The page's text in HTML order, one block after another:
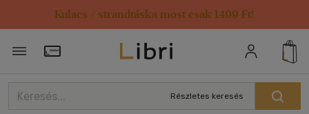
Kulacs / strandtáska most csak 1499 Ft!
Törzsvásárlói Kártya adatai
Részletes keresés
Rendezés
Kiadás éve szerint csökkenő